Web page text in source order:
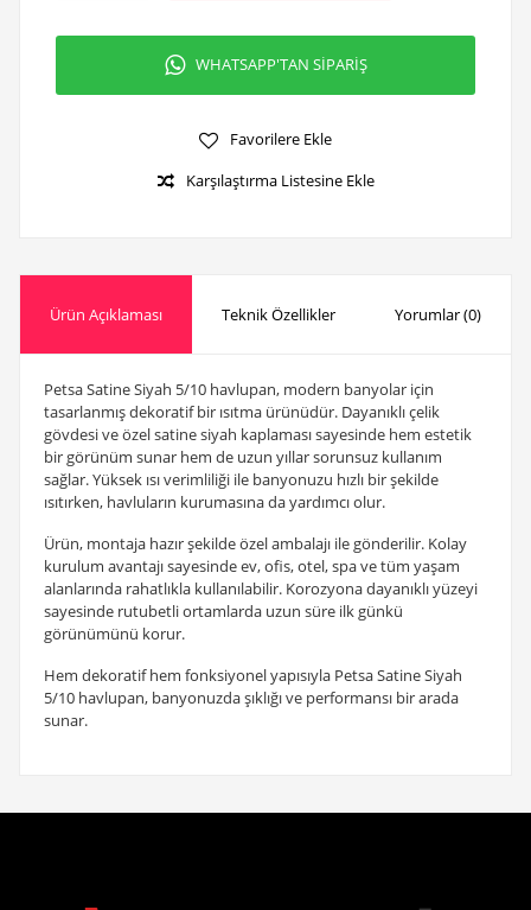
WHATSAPP'TAN SİPARİŞ
Favorilere Ekle
Karşılaştırma Listesine Ekle
Ürün Açıklaması Teknik Özellikler Yorumlar (0)
Petsa Satine Siyah 5/10 havlupan, modern banyolar için
tasarlanmış dekoratif bir ısıtma ürünüdür. Dayanıklı çelik
gövdesi ve özel satine siyah kaplaması sayesinde hem estetik
bir görünüm sunar hem de uzun yıllar sorunsuz kullanım
sağlar. Yüksek ısı verimliliği ile banyonuzu hızlı bir şekilde
ısıtırken, havluların kurumasına da yardımcı olur.
Ürün, montaja hazır şekilde özel ambalajı ile gönderilir. Kolay
kurulum avantajı sayesinde ev, ofis, otel, spa ve tüm yaşam
alanlarında rahatlıkla kullanılabilir. Korozyona dayanıklı yüzeyi
sayesinde rutubetli ortamlarda uzun süre ilk günkü
görünümünü korur.
Hem dekoratif hem fonksiyonel yapısıyla Petsa Satine Siyah
5/10 havlupan, banyonuzda şıklığı ve performansı bir arada
sunar.